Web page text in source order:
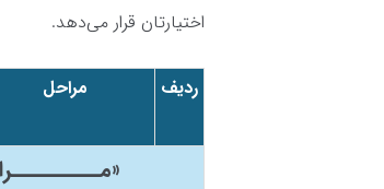
اختیارتان قرار می‌دهد.
ردیف مراحل